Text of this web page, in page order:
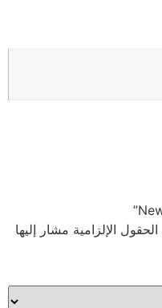
الحقول الإلزامية مشار إليها